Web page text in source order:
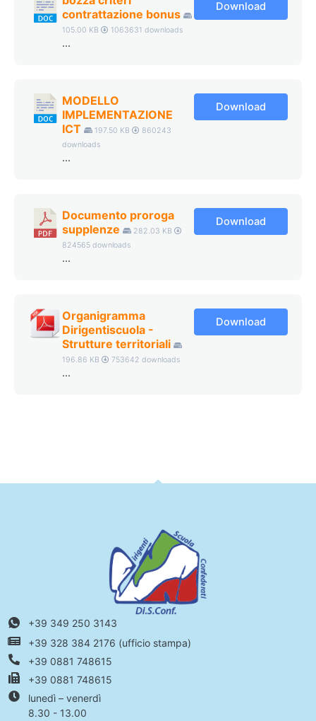
contrattazione bonus
105.00 KB 1063631 downloads
...
Download
MODELLO
IMPLEMENTAZIONE
ICT
197.50 KB
860243
downloads
...
Download
Documento proroga
supplenze
282.03 KB
824565 downloads
...
Download
Organigramma
Dirigentiscuola -
Strutture territoriali
196.86 KB 753642 downloads
...
Download
+39 349 250 3143
+39 328 384 2176 (ufficio stampa)
+39 0881 748615
+39 0881 748615
lunedì – venerdì
8.30 - 13.00